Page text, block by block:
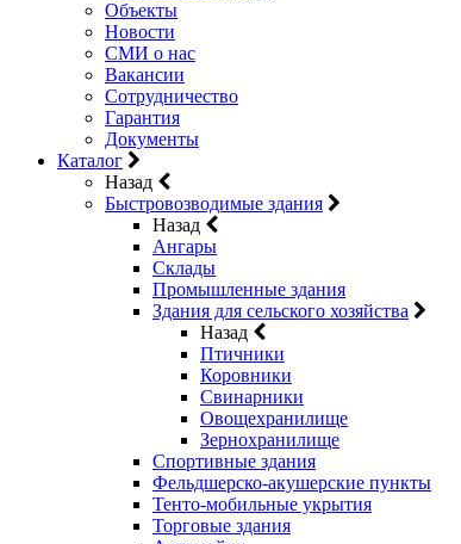
Объекты
Новости
СМИ о нас
Вакансии
Сотрудничество
Гарантия
Документы
Каталог
Назад
Быстровозводимые здания
Назад
Ангары
Склады
Промышленные здания
Здания для сельского хозяйства
Назад
Птичники
Коровники
Свинарники
Овощехранилище
Зернохранилище
Спортивные здания
Фельдшерско-акушерские пункты
Тенто-мобильные укрытия
Торговые здания